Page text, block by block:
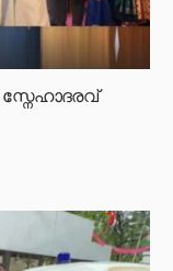
സ്നേഹാദരവ്